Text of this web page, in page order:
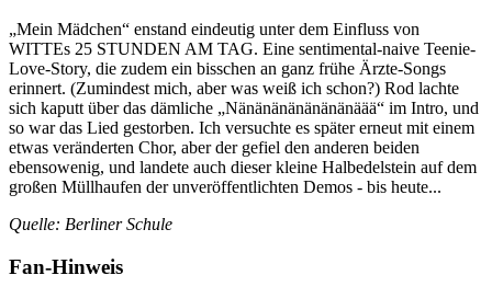
„Mein Mädchen“ enstand eindeutig unter dem Einfluss von
WITTEs 25 STUNDEN AM TAG. Eine sentimental-naive Teenie-
Love-Story, die zudem ein bisschen an ganz frühe Ärzte-Songs
erinnert. (Zumindest mich, aber was weiß ich schon?) Rod lachte
sich kaputt über das dämliche „Nänänänänänänänäää“ im Intro, und
so war das Lied gestorben. Ich versuchte es später erneut mit einem
etwas veränderten Chor, aber der gefiel den anderen beiden
ebensowenig, und landete auch dieser kleine Halbedelstein auf dem
großen Müllhaufen der unveröffentlichten Demos - bis heute...
Quelle: Berliner Schule
Fan-Hinweis